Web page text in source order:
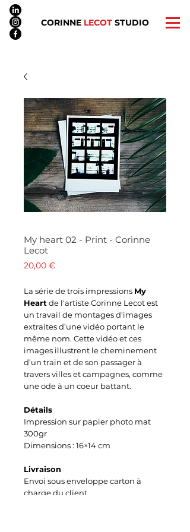
CORINNE LECOTSTUDIO
My heart 02 - Print - Corinne
Lecot
20,00 €Prix
La série de trois impressions My
Heart de l'artiste Corinne Lecot est
un travail de montages d'images
extraites d’une vidéo portant le
même nom. Cette vidéo et ces
images illustrent le cheminement
d’un train et de son passager à
travers villes et campagnes, comme
une ode à un coeur battant.
Détails
Impression sur papier photo mat
300gr
Dimensions : 16×14 cm
Livraison
Envoi sous enveloppe carton à
charge du client